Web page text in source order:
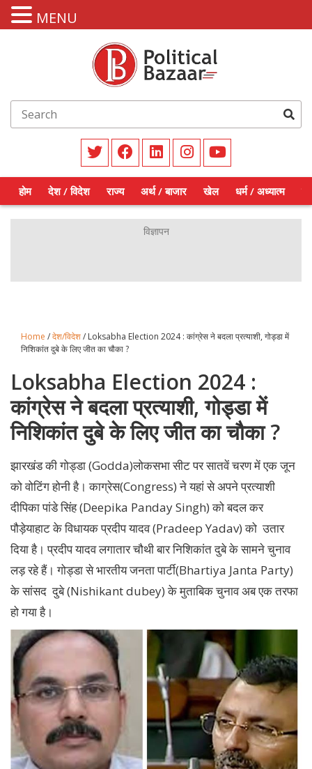
होम देश / विदेश राज्य अर्थ / बाजार खेल धर्म / अध्यात्म
Home /देश/विदेश/ Loksabha Election 2024 : कांग्रेस ने बदला प्रत्याशी, गोड्डा में
निशिकांत दुबे के लिए जीत का चौका ?
Loksabha Election 2024 :
कांग्रेस ने बदला प्रत्याशी, गोड्डा में
निशिकांत दुबे के लिए जीत का चौका ?
झारखंड की गोड्डा (Godda)लोकसभा सीट पर सातवें चरण में एक जून
को वोटिंग होनी है। काग्रेस(Congress) ने यहां से अपने प्रत्याशी
दीपिका पांडे सिंह (Deepika Panday Singh) को बदल कर
पौड़ेयाहाट के विधायक प्रदीप यादव (Pradeep Yadav) को उतार
दिया है। प्रदीप यादव लगातार चौथी बार निशिकांत दुबे के सामने चुनाव
लड़ रहे हैं। गोड्डा से भारतीय जनता पार्टी(Bhartiya Janta Party)
के सांसद दुबे (Nishikant dubey) के मुताबिक चुनाव अब एक तरफा
हो गया है।
MENU